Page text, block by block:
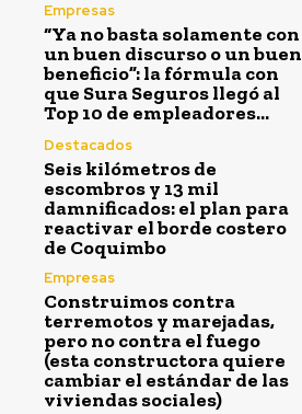
Empresas
“Ya no basta solamente con
un buen discurso o un buen
beneficio”: la fórmula con
que Sura Seguros llegó al
Top 10 de empleadores...
Destacados
Seis kilómetros de
escombros y 13 mil
damnificados: el plan para
reactivar el borde costero
de Coquimbo
Empresas
Construimos contra
terremotos y marejadas,
pero no contra el fuego
(esta constructora quiere
cambiar el estándar de las
viviendas sociales)